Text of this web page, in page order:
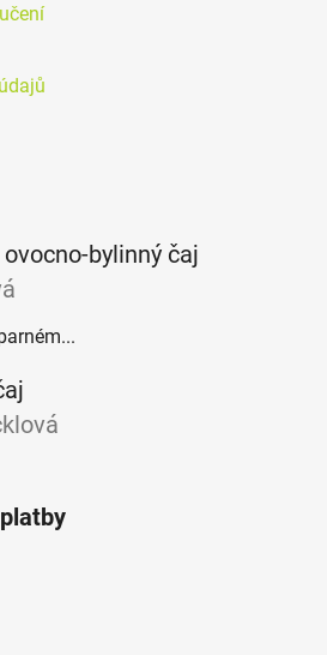
bylinný čaj
z 5 hvězdiček.
z 5 hvězdiček.